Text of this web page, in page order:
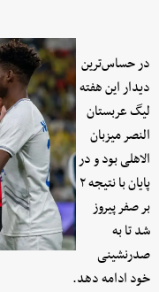
در حساس‌ترین
دیدار این هفته
لیگ عربستان
النصر میزبان
الاهلی بود و در
پایان با نتیجه ۲
بر صفر پیروز
شد تا به
صدرنشینی
خود ادامه دهد.